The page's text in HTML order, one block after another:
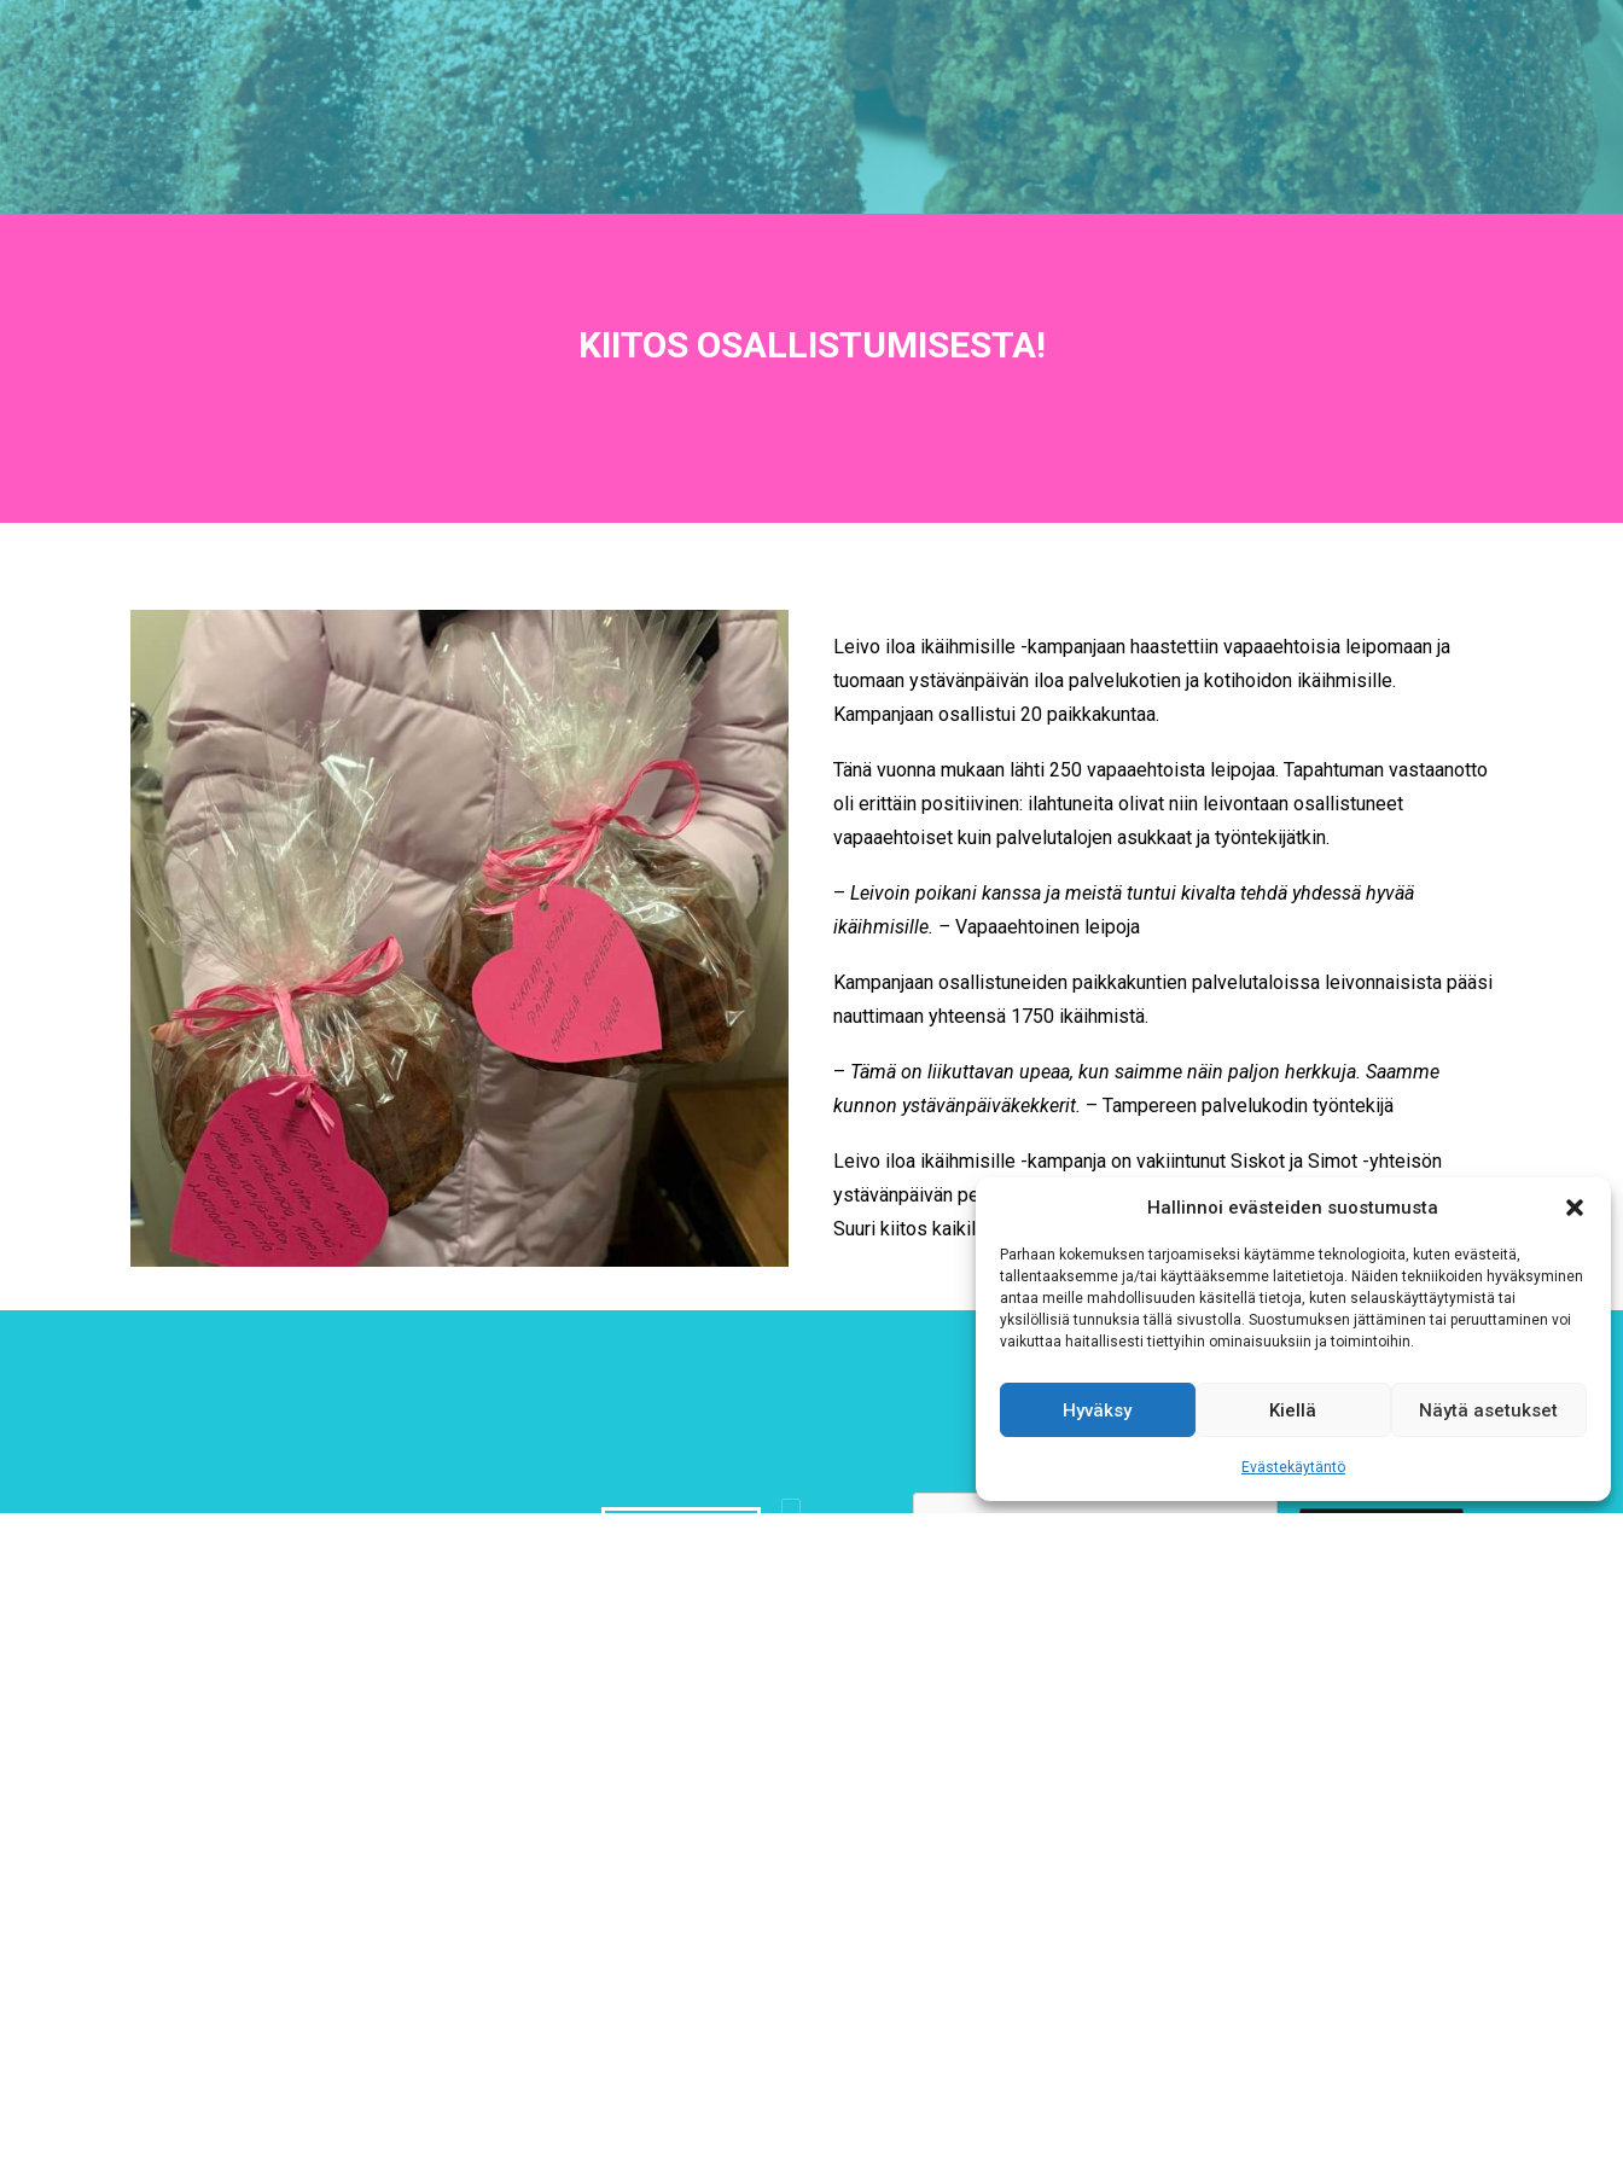
Hallinnoi evästeiden suostumusta
Parhaan kokemuksen tarjoamiseksi käytämme teknologioita, kuten evästeitä,
tallentaaksemme ja/tai käyttääksemme laitetietoja. Näiden tekniikoiden hyväksyminen
antaa meille mahdollisuuden käsitellä tietoja, kuten selauskäyttäytymistä tai
yksilöllisiä tunnuksia tällä sivustolla. Suostumuksen jättäminen tai peruuttaminen voi
vaikuttaa haitallisesti tiettyihin ominaisuuksiin ja toimintoihin.
Hyväksy Kiellä Näytä asetukset
Evästekäytäntö
KIITOS OSALLISTUMISESTA!
Leivo iloa ikäihmisille -kampanjaan haastettiin vapaaehtoisia leipomaan ja
tuomaan ystävänpäivän iloa palvelukotien ja kotihoidon ikäihmisille.
Kampanjaan osallistui 20 paikkakuntaa.
Tänä vuonna mukaan lähti 250 vapaaehtoista leipojaa. Tapahtuman vastaanotto
oli erittäin positiivinen: ilahtuneita olivat niin leivontaan osallistuneet
vapaaehtoiset kuin palvelutalojen asukkaat ja työntekijätkin.
– Leivoin poikani kanssa ja meistä tuntui kivalta tehdä yhdessä hyvää
ikäihmisille. – Vapaaehtoinen leipoja
Kampanjaan osallistuneiden paikkakuntien palvelutaloissa leivonnaisista pääsi
nauttimaan yhteensä 1750 ikäihmistä.
– Tämä on liikuttavan upeaa, kun saimme näin paljon herkkuja. Saamme
kunnon ystävänpäiväkekkerit. – Tampereen palvelukodin työntekijä
Leivo iloa ikäihmisille -kampanja on vakiintunut Siskot ja Simot -yhteisön
ystävänpäivän perinteeksi. Se toteutettiin onnistuneesti jo kuudetta kertaa.
Suuri kiitos kaikille vapaaehtoisille leipureille!